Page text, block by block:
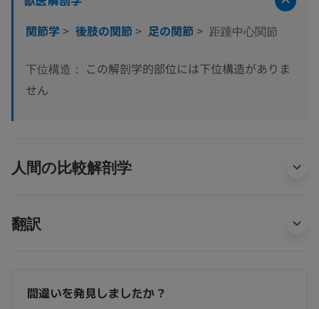
関節学 > 後肢の関節> 足の関節> 距踵中心関節
下位構造：
この解剖学的部位には下位構造がありま
せん
人間の比較解剖学
翻訳
間違いを発見しましたか？